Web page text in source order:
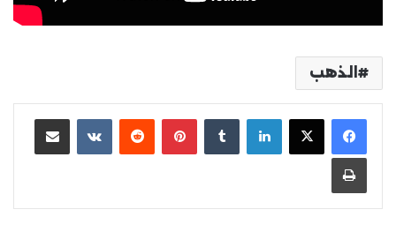
الذهب
لينكدإن بينتيريست مشاركة عبر البريد
طباعة